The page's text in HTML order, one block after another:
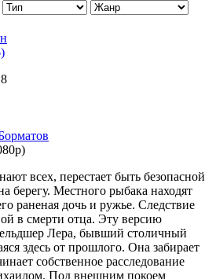
8
всех, перестает быть безопасной
берегу. Местного рыбака находят
раненая дочь и ружье. Следствие
в смерти отца. Эту версию
Лера, бывший столичный
здесь от прошлого. Она забирает
собственное расследование
Под внешним покоем